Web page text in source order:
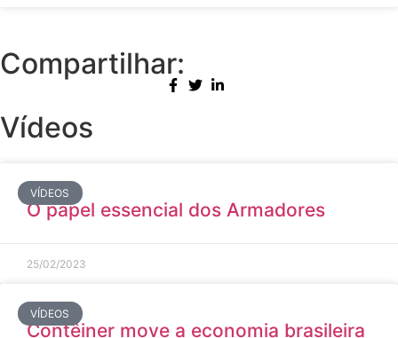
Compartilhar:
Vídeos
VÍDEOS
O papel essencial dos Armadores
25/02/2023
VÍDEOS
Contêiner move a economia brasileira